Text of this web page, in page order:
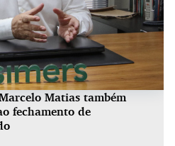
Matias também
fechamento de